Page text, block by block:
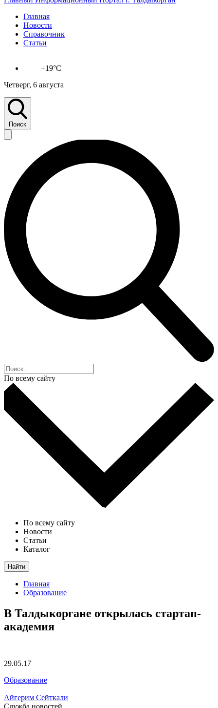
Главная
Новости
Справочник
Статьи
+19°C
Четверг, 6 августа
Поиск
По всему сайту
По всему сайту
Новости
Статьи
Каталог
Найти
Главная
Образование
В Талдыкоргане открылась стартап-
академия
29.05.17
Образование
Айгерим Сейткали